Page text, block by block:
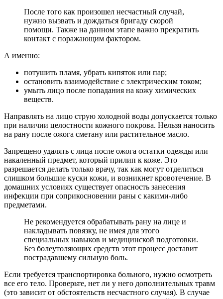
После того как произошел несчастный случай,
нужно вызвать и дождаться бригаду скорой
помощи. Также на данном этапе важно прекратить
контакт с поражающим фактором.
А именно:
потушить пламя, убрать кипяток или пар;
остановить взаимодействие с электрическим током;
умыть лицо после попадания на кожу химических
веществ.
Направлять на лицо струю холодной воды допускается только
при наличии целостности кожного покрова. Нельзя наносить
на рану после ожога сметану или растительное масло.
Запрещено удалять с лица после ожога остатки одежды или
накаленный предмет, который прилип к коже. Это
разрешается делать только врачу, так как могут отделиться
слишком большие куски кожи, и возникнет кровотечение. В
домашних условиях существует опасность занесения
инфекции при соприкосновении раны с какими-либо
предметами.
Не рекомендуется обрабатывать рану на лице и
накладывать повязку, не имея для этого
специальных навыков и медицинской подготовки.
Без болеутоляющих средств этот процесс доставит
пострадавшему сильную боль.
Если требуется транспортировка больного, нужно осмотреть
все его тело. Проверьте, нет ли у него дополнительных травм
(это зависит от обстоятельств несчастного случая). В случае